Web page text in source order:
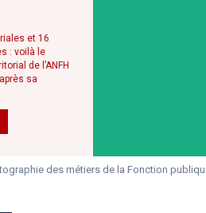
et 16
: voilà le
de l’ANFH
sa
des métiers de la Fonction